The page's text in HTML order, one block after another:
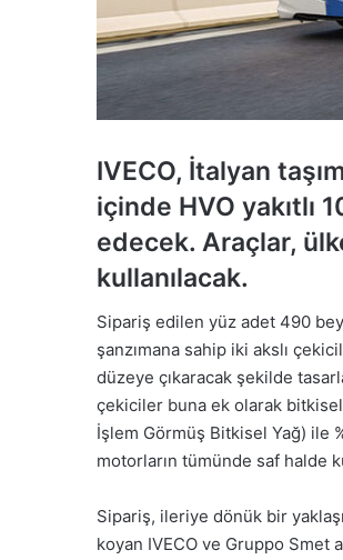
IVECO, İtalyan
içinde HVO yakıtlı
edecek. Araçlar,
kullanılacak.
Sipariş edilen yüz adet 490
şanzımana sahip iki akslı
düzeye çıkaracak şekilde
çekiciler buna ek olarak
İşlem Görmüş Bitkisel Yağ) ile
motorların tümünde saf halde
Sipariş, ileriye dönük bir
koyan IVECO ve Gruppo Smet